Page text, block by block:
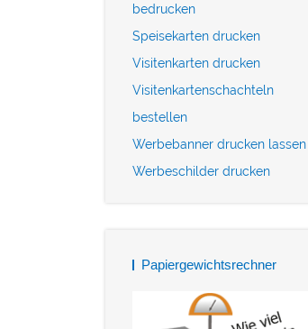
bedrucken
Speisekarten drucken
Visitenkarten drucken
Visitenkartenschachteln
bestellen
Werbebanner drucken lassen
Werbeschilder drucken
Papiergewichtsrechner